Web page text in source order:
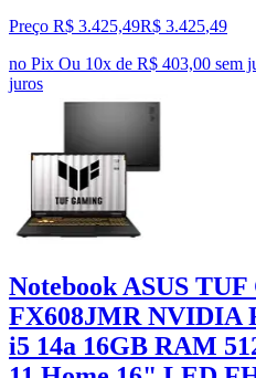
Preço R$ 3.425,49R$ 3.425,49
no Pix Ou 10x de R$ 403,00 sem
juros
Notebook ASUS
FX608JMR NVIDIA
i5 14a 16GB RAM